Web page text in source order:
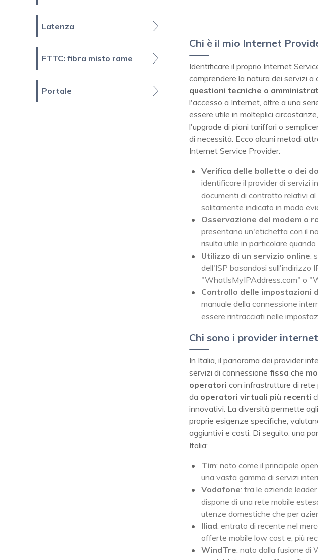
Latenza
FTTC: fibra misto rame
Portale
Chi è il mio Internet
Identificare il proprio Internet
comprendere la natura dei servizi
questioni tecniche o
l'accesso a Internet, oltre a una
essere utile in molteplici
l'upgrade di piani tariffari o
di necessità. Ecco alcuni metodi
Internet Service Provider:
Verifica delle bollette o dei
identificare il provider di servizi
documenti di contratto relativi
solitamente indicato in modo
Osservazione del modem o
presentano un'etichetta con il
risulta utile in particolare
Utilizzo di un servizio online:
dell'ISP basandosi sull'indirizzo
"WhatIsMyIPAddress.com" o
Controllo delle impostazioni
manuale della connessione
essere rintracciati nelle
Chi sono i provider
In Italia, il panorama dei provider
servizi di connessione fissa che
operatori con infrastrutture di rete
da operatori virtuali più recenti
innovativi. La diversità permette
proprie esigenze specifiche,
aggiuntivi e costi. Di seguito, una
Italia:
Tim: noto come il principale
una vasta gamma di servizi
Vodafone: tra le aziende
dispone di una rete mobile
utenze domestiche che per
Iliad: entrato di recente nel
offerte mobile low cost e, più
WindTre: nato dalla fusione di